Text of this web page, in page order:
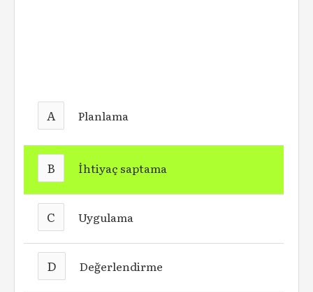
A Planlama
B İhtiyaç saptama
C Uygulama
D Değerlendirme